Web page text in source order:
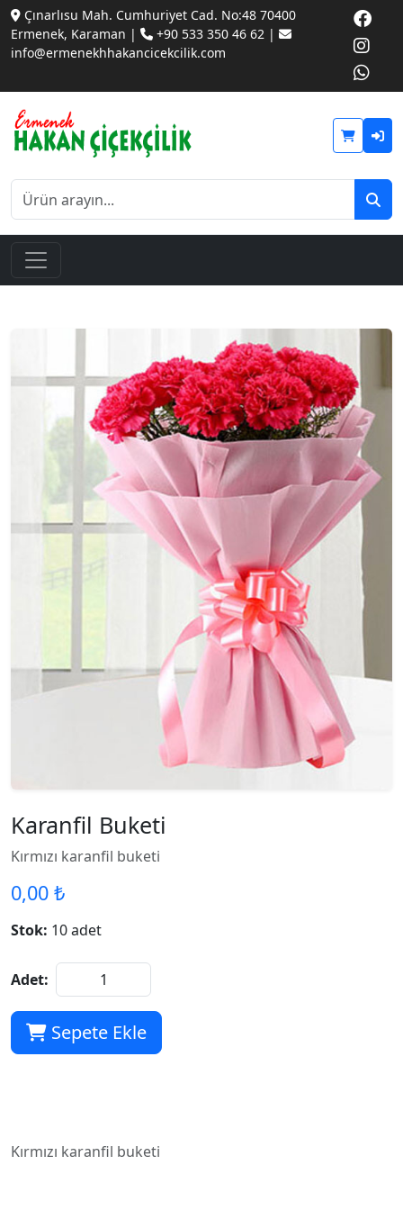
Çınarlısu Mah. Cumhuriyet Cad. No:48 70400
Ermenek, Karaman |
+90 533 350 46 62 |
info@ermenekhhakancicekcilik.com
Karanfil Buketi
Kırmızı karanfil buketi
0,00 ₺
Stok: 10 adet
Adet:
Sepete Ekle
Kırmızı karanfil buketi